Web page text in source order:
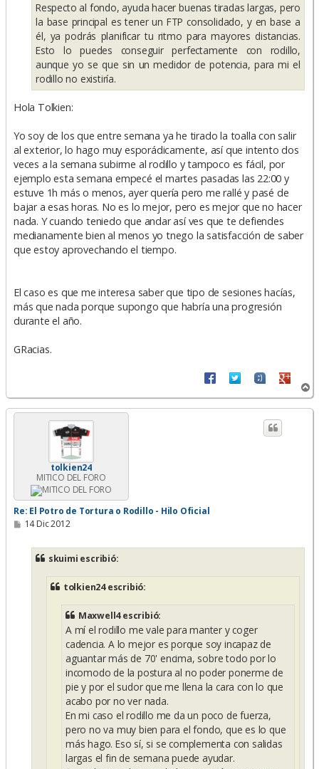
Respecto al fondo, ayuda hacer buenas tiradas largas, pero
la base principal es tener un FTP consolidado, y en base a
él, ya podrás planificar tu ritmo para mayores distancias.
Esto lo puedes conseguir perfectamente con rodillo,
aunque yo se que sin un medidor de potencia, para mi el
rodillo no existiría.
Hola Tolkien:
Yo soy de los que entre semana ya he tirado la toalla con salir
al exterior, lo hago muy esporádicamente, así que intento dos
veces a la semana subirme al rodillo y tampoco es fácil, por
ejemplo esta semana empecé el martes pasadas las 22:00 y
estuve 1h más o menos, ayer quería pero me rallé y pasé de
bajar a esas horas. No es lo mejor, pero es mejor que no hacer
nada. Y cuando teniedo que andar así ves que te defiendes
medianamente bien al menos yo tnego la satisfacción de saber
que estoy aprovechando el tiempo.
El caso es que me interesa saber que tipo de sesiones hacías,
más que nada porque supongo que habría una progresión
durante el año.
GRacias.
r
r
tolkien24
MITICO DEL FORO
Re: El Potro de Tortura o Rodillo - Hilo Oficial
M14 Dic 2012
skuimi escribió:
tolkien24 escribió:
Maxwell4 escribió:
A mí el rodillo me vale para manter y coger
cadencia. A lo mejor es porque soy incapaz de
aguantar más de 70' encima, sobre todo por lo
incomodo de la postura al no poder ponerme de
pie y por el sudor que me llena la cara con lo que
acabo por no ver nada.
En mi caso el rodillo me da un poco de fuerza,
pero no va muy bien para el fondo, que es lo que
más hago. Eso sí, si se complementa con salidas
largas el fin de semana puede ayudar.